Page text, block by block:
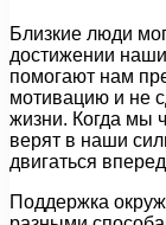
Близкие люди
достижении
помогают нам
мотивацию и не
жизни. Когда мы
верят в наши
двигаться
Поддержка